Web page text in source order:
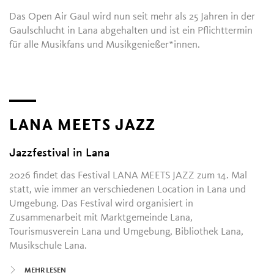
Das Open Air Gaul wird nun seit mehr als 25 Jahren in der
Gaulschlucht in Lana abgehalten und ist ein Pflichttermin
für alle Musikfans und Musikgenießer*innen.
LANA MEETS JAZZ
Jazzfestival in Lana
2026 findet das Festival LANA MEETS JAZZ zum 14. Mal
statt, wie immer an verschiedenen Location in Lana und
Umgebung. Das Festival wird organisiert in
Zusammenarbeit mit Marktgemeinde Lana,
Tourismusverein Lana und Umgebung, Bibliothek Lana,
Musikschule Lana.
Künstlerische Leitung: Helga Plankensteiner, Michael
MEHR LESEN